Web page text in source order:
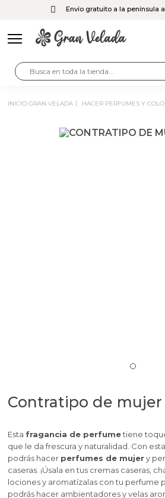
Envío gratuito a la península
INICIO GRAN VELADA HACER PERFUMES Y
Contratipo de mujer
Esta fragancia de perfumetiene
que le da frescura y naturalidad. Con esta
podrás hacer perfumes de mujery
caseras. ¡Úsala en tus cremas caseras,
lociones y aromatízalas con tu perfume
podrás hacer ambientadores y velas